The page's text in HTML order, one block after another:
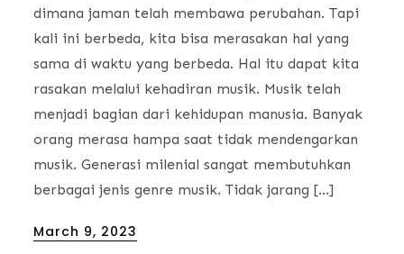
dimana jaman telah membawa perubahan. Tapi
kali ini berbeda, kita bisa merasakan hal yang
sama di waktu yang berbeda. Hal itu dapat kita
rasakan melalui kehadiran musik. Musik telah
menjadi bagian dari kehidupan manusia. Banyak
orang merasa hampa saat tidak mendengarkan
musik. Generasi milenial sangat membutuhkan
berbagai jenis genre musik. Tidak jarang […]
Posted
March 9, 2023